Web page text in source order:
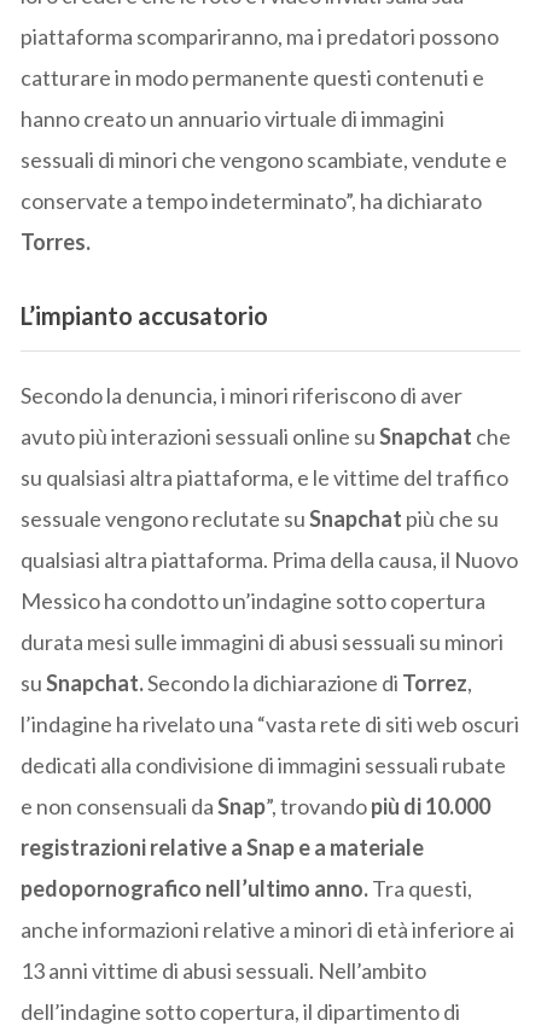
piattaforma scompariranno, ma i predatori possono
catturare in modo permanente questi contenuti e
hanno creato un annuario virtuale di immagini
sessuali di minori che vengono scambiate, vendute e
conservate a tempo indeterminato”, ha dichiarato
Torres.
L’impianto accusatorio
Secondo la denuncia, i minori riferiscono di aver
avuto più interazioni sessuali online suSnapchat che
su qualsiasi altra piattaforma, e le vittime del traffico
sessuale vengono reclutate suSnapchat più che su
qualsiasi altra piattaforma. Prima della causa, il Nuovo
Messico ha condotto un’indagine sotto copertura
durata mesi sulle immagini di abusi sessuali su minori
suSnapchat.Secondo la dichiarazione di Torrez,
l’indagine ha rivelato una “vasta rete di siti web oscuri
dedicati alla condivisione di immagini sessuali rubate
e non consensuali daSnap”, trovandopiù di 10.000
registrazioni relative a Snap e a materiale
pedopornografico nell’ultimo anno.Tra questi,
anche informazioni relative a minori di età inferiore ai
13 anni vittime di abusi sessuali. Nell’ambito
dell’indagine sotto copertura, il dipartimento di